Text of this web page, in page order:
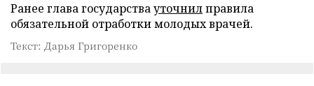
Ранее глава государствауточнилправила
обязательной отработки молодых врачей.
Текст: Дарья Григоренко